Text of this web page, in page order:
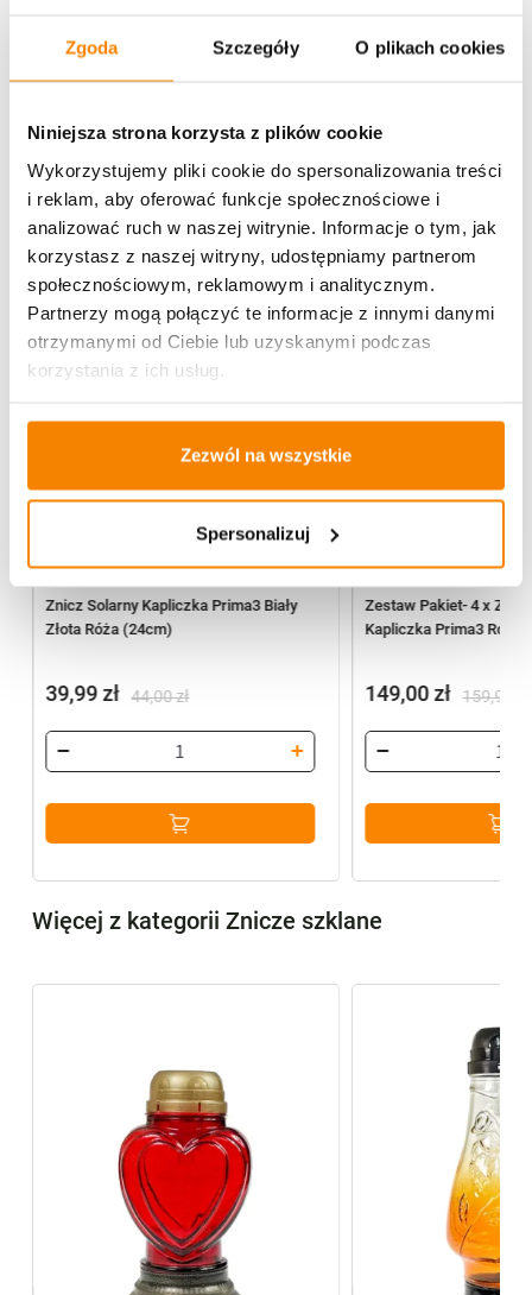
Zgoda Szczegóły O plikach cookies
Niniejsza strona korzysta z plików cookie
Wykorzystujemy pliki cookie do spersonalizowania treści
i reklam, aby oferować funkcje społecznościowe i
analizować ruch w naszej witrynie. Informacje o tym, jak
korzystasz z naszej witryny, udostępniamy partnerom
społecznościowym, reklamowym i analitycznym.
Partnerzy mogą połączyć te informacje z innymi danymi
otrzymanymi od Ciebie lub uzyskanymi podczas
korzystania z ich usług.
Zezwól na wszystkie
Spersonalizuj
promocje,Znicze solarne zmierzchowe
Znicz Solarny Kapliczka Prima3 Biały
Złota Róża (24cm)
44,00zł
cena
wynosiła:
44,00 zł.
39,99zł
cena
wynosi:
39,99 zł.
promocje,Znicze solarne
Zestaw Pakiet- 4 x
Kapliczka Prima3 Róża
159,96
cena
wynosiła:
159,96 zł.
149,00zł
cena
wynosi:
149,00 zł.
Więcej z kategorii Znicze szklane